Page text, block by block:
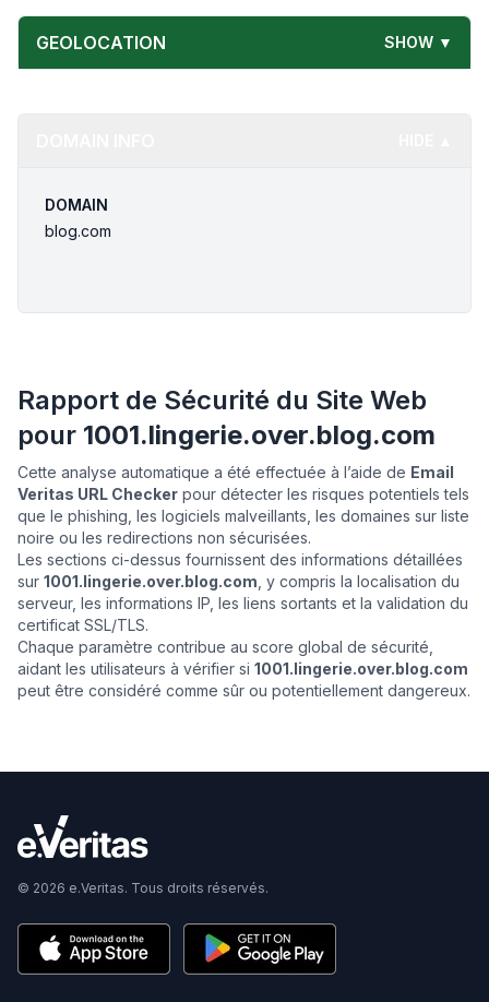
GEOLOCATION SHOW ▼
DOMAIN
blog.com
Rapport de Sécurité du Site Web
pour 1001.lingerie.over.blog.com
Cette analyse automatique a été effectuée à l’aide de Email
Veritas URL Checker pour détecter les risques potentiels tels
que le phishing, les logiciels malveillants, les domaines sur liste
noire ou les redirections non sécurisées.
Les sections ci-dessus fournissent des informations détaillées
sur 1001.lingerie.over.blog.com , y compris la localisation du
serveur, les informations IP, les liens sortants et la validation du
certificat SSL/TLS.
Chaque paramètre contribue au score global de sécurité,
aidant les utilisateurs à vérifier si 1001.lingerie.over.blog.com
peut être considéré comme sûr ou potentiellement dangereux.
© 2026 e.Veritas. Tous droits réservés.